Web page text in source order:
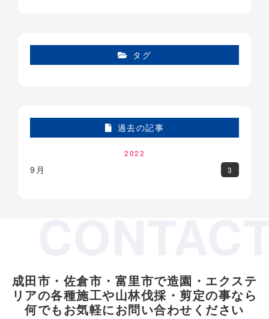
タグ
過去の記事
2022
9月 3
成田市・佐倉市・富里市で造園・エクステ
リアの各種施工や山林伐採・剪定の事なら
何でもお気軽にお問い合わせください